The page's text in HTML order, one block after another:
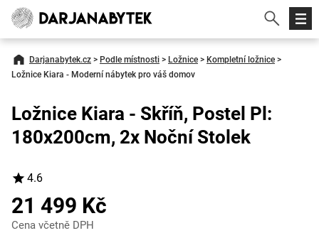
Darjanabytek.cz > Podle místnosti > Ložnice > Kompletní ložnice >
Ložnice Kiara - Moderní nábytek pro váš domov
Ložnice Kiara - Skříň, Postel Pl:
180x200cm, 2x Noční Stolek
4.6
21 499 Kč
Cena včetně DPH